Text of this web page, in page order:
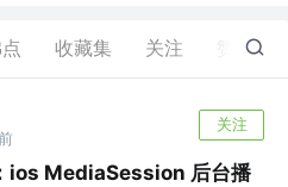
收藏集 关注 14
关注
ios MediaSession 后台播